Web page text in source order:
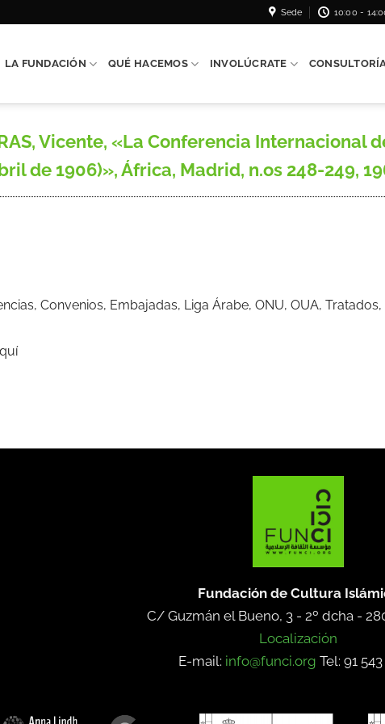
Sede 10:00 -
LA FUNDACIÓN QUÉ HACEMOS INVOLÚCRATE
Vicente, «La Conferencia Internacional
de 1906)», África, Madrid, n.os 248-249,
Convenios, Embajadas, Liga Árabe, ONU, OUA, Tratados,
Fundación de Cultura
C/ Guzmán el Bueno, 3 - 2º dcha -
Localización
E-mail: info@funci.org Tel: 91